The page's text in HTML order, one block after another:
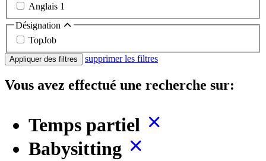
Anglais 1
Désignation
TopJob
Appliquer des filtres supprimer les filtres
Vous avez effectué une recherche sur:
Temps partiel
Babysitting